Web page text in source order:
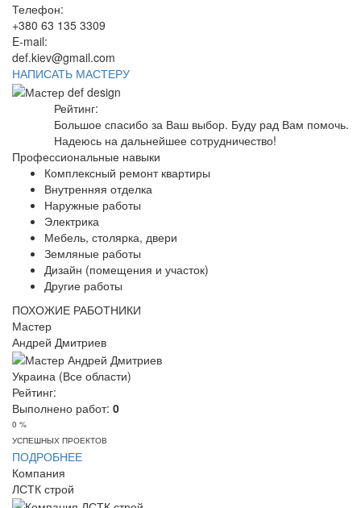
Телефон:
+380 63 135 3309
E-mail:
def.kiev@gmail.com
НАПИСАТЬ МАСТЕРУ
Рейтинг:
Большое спасибо за Ваш выбор. Буду рад Вам помочь.
Надеюсь на дальнейшее сотрудничество!
Профессиональные навыки
Комплексный ремонт квартиры
Внутренняя отделка
Наружные работы
Электрика
Мебель, столярка, двери
Земляные работы
Дизайн (помещения и участок)
Другие работы
ПОХОЖИЕ РАБОТНИКИ
Мастер
Андрей Дмитриев
Украина (Все области)
Рейтинг:
Выполнено работ: 0
0 %
УСПЕШНЫХ ПРОЕКТОВ
ПОДРОБНЕЕ
Компания
ЛСТК строй